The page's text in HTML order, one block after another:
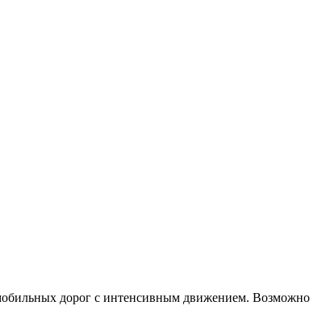
дорог с интенсивным движением. Возможно